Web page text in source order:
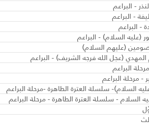
- البراعم
- البراعم
- البراعم
(عليه السلام) - البراعم
السلام)- سلسلة العترة الطاهرة -مرحلة البراعم
السلام - سلسلة العترة الطاهرة - مرحلة البراعم